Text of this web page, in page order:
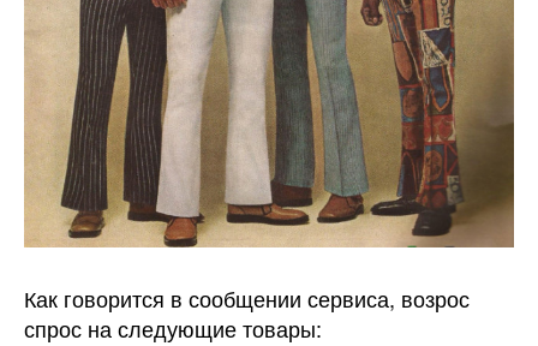
Как говорится в сообщении сервиса, возрос
спрос на следующие товары: